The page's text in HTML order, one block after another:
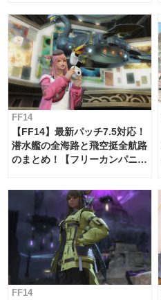
FF14
【FF14】最新パッチ7.5対応！
潜水艦の全海路と飛空挺全航路
のまとめ！【フリーカンパニ
FF14